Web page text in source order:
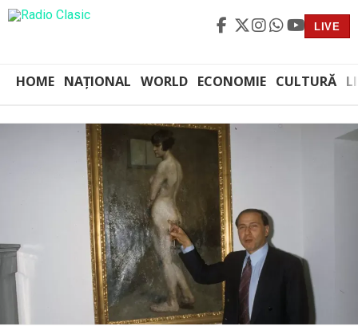
LIVE
HOME NAȚIONAL WORLD ECONOMIE CULTURĂ